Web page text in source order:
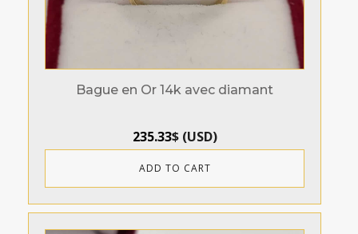
Bague en Or 14k avec diamant
235.33$(USD)
ADD TO CART